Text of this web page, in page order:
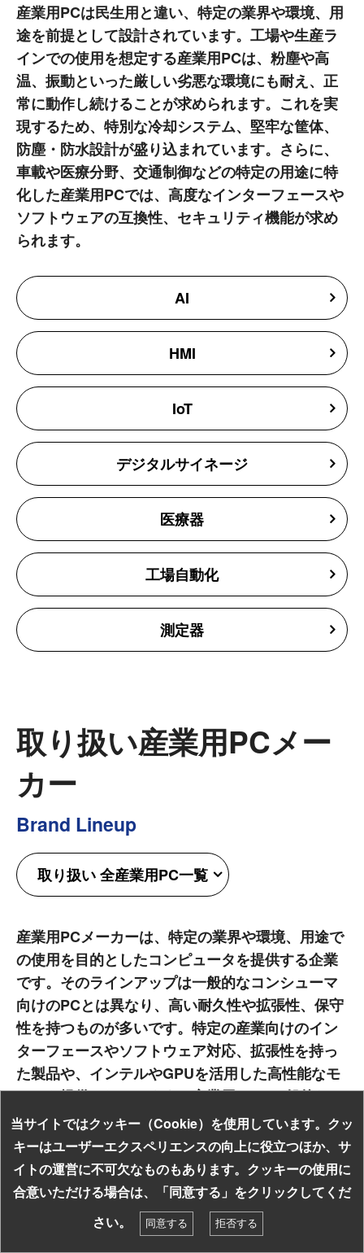
産業用PCは民生用と違い、特定の業界や環境、用
途を前提として設計されています。工場や生産ラ
インでの使用を想定する産業用PCは、粉塵や高
温、振動といった厳しい劣悪な環境にも耐え、正
常に動作し続けることが求められます。これを実
現するため、特別な冷却システム、堅牢な筐体、
防塵・防水設計が盛り込まれています。さらに、
車載や医療分野、交通制御などの特定の用途に特
化した産業用PCでは、高度なインターフェースや
ソフトウェアの互換性、セキュリティ機能が求め
られます。
AI
HMI
IoT
デジタルサイネージ
医療器
工場自動化
測定器
取り扱い産業用PCメー
カー
Brand Lineup
取り扱い 全産業用PC一覧
産業用PCメーカーは、特定の業界や環境、用途で
の使用を目的としたコンピュータを提供する企業
です。そのラインアップは一般的なコンシューマ
向けのPCとは異なり、高い耐久性や拡張性、保守
性を持つものが多いです。特定の産業向けのイン
ターフェースやソフトウェア対応、拡張性を持っ
た製品や、インテルやGPUを活用した高性能なモ
デルも提供されています。産業用PCは一般的なP
Cと比べて価格が高いといった違いもあります
が、小型でありながらも長期的な稼働や厳しい環
境での動作を保証するための設計が施されていま
す。 お探しの組み込み製品はキーワードで検索！
当サイトではクッキー（Cookie）を使用しています。クッ
キーはユーザーエクスペリエンスの向上に役立つほか、サ
イトの運営に不可欠なものもあります。クッキーの使用に
合意いただける場合は、「同意する」をクリックしてくだ
さい。
同意する 拒否する